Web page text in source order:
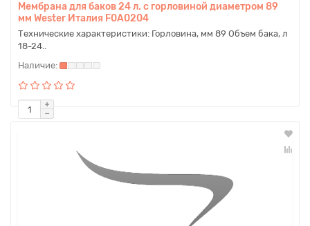
Мембрана для баков 24 л. с горловиной диаметром 89
мм Wester Италия F0A0204
Технические характеристики: Горловина, мм 89 Объем бака, л
18-24..